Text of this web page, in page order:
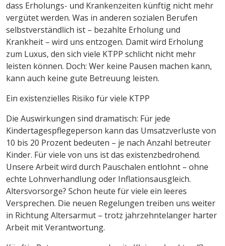
dass Erholungs- und Krankenzeiten künftig nicht mehr
vergütet werden. Was in anderen sozialen Berufen
selbstverständlich ist – bezahlte Erholung und
Krankheit – wird uns entzogen. Damit wird Erholung
zum Luxus, den sich viele KTPP schlicht nicht mehr
leisten können. Doch: Wer keine Pausen machen kann,
kann auch keine gute Betreuung leisten.
Ein existenzielles Risiko für viele KTPP
Die Auswirkungen sind dramatisch: Für jede
Kindertagespflegeperson kann das Umsatzverluste von
10 bis 20 Prozent bedeuten – je nach Anzahl betreuter
Kinder. Für viele von uns ist das existenzbedrohend.
Unsere Arbeit wird durch Pauschalen entlohnt – ohne
echte Lohnverhandlung oder Inflationsausgleich.
Altersvorsorge? Schon heute für viele ein leeres
Versprechen. Die neuen Regelungen treiben uns weiter
in Richtung Altersarmut – trotz jahrzehntelanger harter
Arbeit mit Verantwortung.